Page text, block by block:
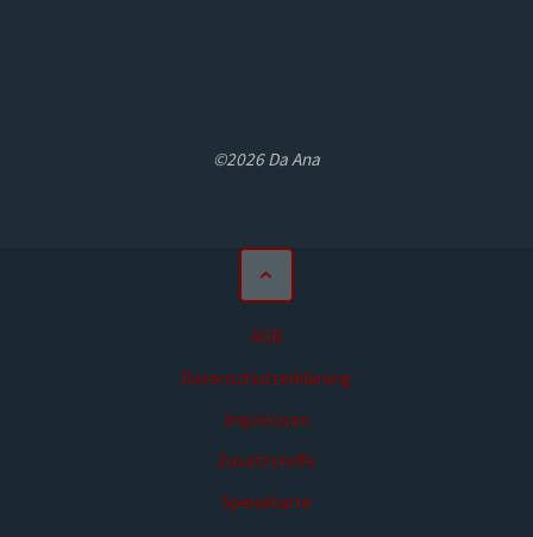
©2026 Da Ana
AGB
Datenschutzerklärung
Impressum
Zusatzstoffe
Speisekarte